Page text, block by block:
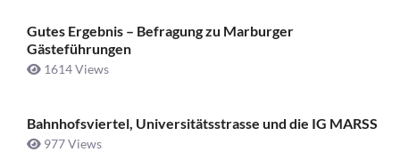
Gutes Ergebnis – Befragung zu Marburger
Gästeführungen
1614 Views
Bahnhofsviertel, Universitätsstrasse und die IG MARSS
977 Views